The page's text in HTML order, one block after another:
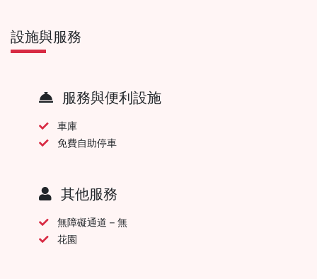
設施與服務
服務與便利設施
車庫
免費自助停車
其他服務
無障礙通道 – 無
花園